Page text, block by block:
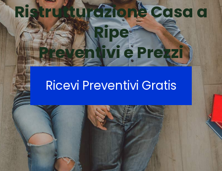
Ristrutturazione Casa a
Ripe
Preventivi e Prezzi
Ricevi Preventivi Gratis